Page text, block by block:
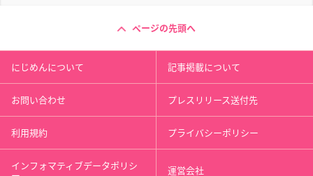
ページの先頭へ
にじめんについて 記事掲載について
お問い合わせ プレスリリース送付先
利用規約 プライバシーポリシー
インフォマティブデータポリシ 運営会社